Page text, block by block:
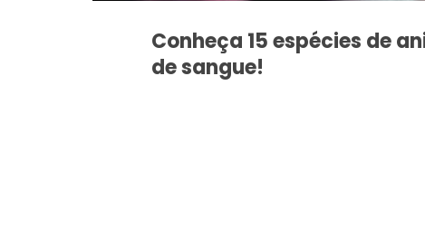
Conheça 15 espécies de
de sangue!